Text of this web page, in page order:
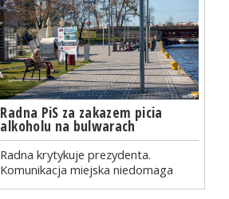
Radna PiS za zakazem picia
alkoholu na bulwarach
Radna krytykuje prezydenta.
Komunikacja miejska niedomaga